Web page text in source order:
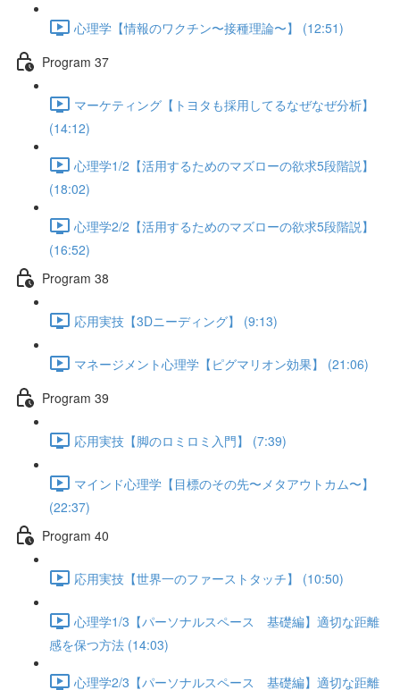
心理学【情報のワクチン〜接種理論〜】 (12:51)
Program 37
マーケティング【トヨタも採用してるなぜなぜ分析】
(14:12)
心理学1/2【活用するためのマズローの欲求5段階説】
(18:02)
心理学2/2【活用するためのマズローの欲求5段階説】
(16:52)
Program 38
応用実技【3Dニーディング】 (9:13)
マネージメント心理学【ピグマリオン効果】 (21:06)
Program 39
応用実技【脚のロミロミ入門】 (7:39)
マインド心理学【目標のその先〜メタアウトカム〜】
(22:37)
Program 40
応用実技【世界一のファーストタッチ】 (10:50)
心理学1/3【パーソナルスペース 基礎編】適切な距離
感を保つ方法 (14:03)
心理学2/3【パーソナルスペース 基礎編】適切な距離